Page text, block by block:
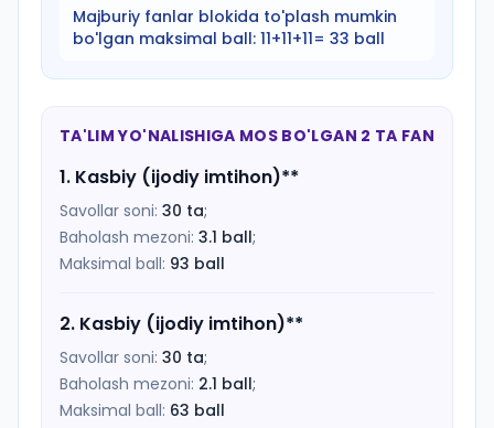
Majburiy fanlar blokida to'plash mumkin
bo'lgan maksimal ball: 11+11+11= 33 ball
TA'LIM YO'NALISHIGA MOS BO'LGAN 2 TA FAN
1. Kasbiy (ijodiy imtihon)**
Savollar soni: 30 ta;
Baholash mezoni: 3.1 ball;
Maksimal ball: 93 ball
2. Kasbiy (ijodiy imtihon)**
Savollar soni: 30 ta;
Baholash mezoni: 2.1 ball;
Maksimal ball: 63 ball